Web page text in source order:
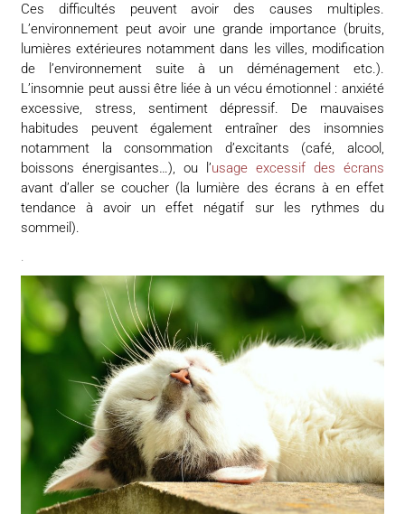
Ces difficultés peuvent avoir des causes multiples.
L’environnement peut avoir une grande importance (bruits,
lumières extérieures notamment dans les villes, modification
de l’environnement suite à un déménagement etc.).
L’insomnie peut aussi être liée à un vécu émotionnel : anxiété
excessive, stress, sentiment dépressif. De mauvaises
habitudes peuvent également entraîner des insomnies
notamment la consommation d’excitants (café, alcool,
boissons énergisantes…), ou l’usage excessif des écrans
avant d’aller se coucher (la lumière des écrans à en effet
tendance à avoir un effet négatif sur les rythmes du
sommeil).
.